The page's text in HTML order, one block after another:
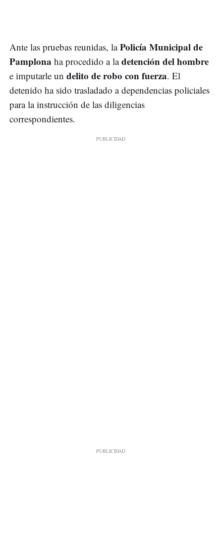
Ante las pruebas reunidas, laPolicía Municipal de
Pamplona ha procedido a ladetención del hombre
e imputarle un delito de robo con fuerza. El
detenido ha sido trasladado a dependencias policiales
para la instrucción de las diligencias
correspondientes.